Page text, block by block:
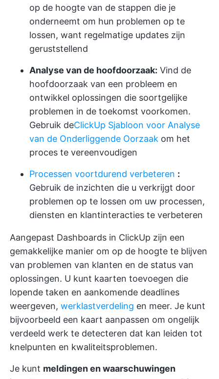
op de hoogte van de stappen die je
onderneemt om hun problemen op te
lossen, want regelmatige updates zijn
geruststellend
Analyse van de hoofdoorzaak: Vind de
hoofdoorzaak van een probleem en
ontwikkel oplossingen die soortgelijke
problemen in de toekomst voorkomen.
Gebruik deClickUp Sjabloon voor Analyse
van de Onderliggende Oorzaak om het
proces te vereenvoudigen
Processen voortdurend verbeteren :
Gebruik de inzichten die u verkrijgt door
problemen op te lossen om uw processen,
diensten en klantinteracties te verbeteren
Aangepast Dashboards in ClickUp zijn een
gemakkelijke manier om op de hoogte te blijven
van problemen van klanten en de status van
oplossingen. U kunt kaarten toevoegen die
lopende taken en aankomende deadlines
weergeven, werklastverdeling en meer. Je kunt
bijvoorbeeld een kaart aanpassen om ongelijk
verdeeld werk te detecteren dat kan leiden tot
knelpunten en kwaliteitsproblemen.
Je kunt meldingen en waarschuwingen